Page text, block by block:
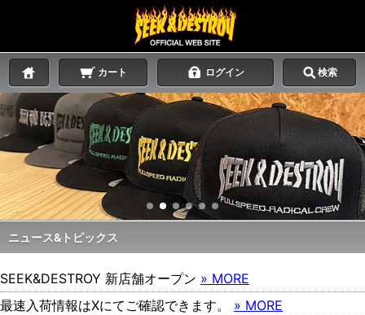
カート ログイン 検索
ニュース&トピックス
SEEK&DESTROY 新店舗オープン » MORE
最速入荷情報はXにてご確認できます。
» MORE